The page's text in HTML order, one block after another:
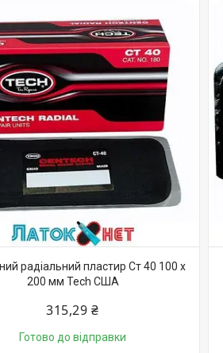
радіальний пластир Ст 40 100 х
200 мм Tech США
315,29 ₴
Готово до відправки